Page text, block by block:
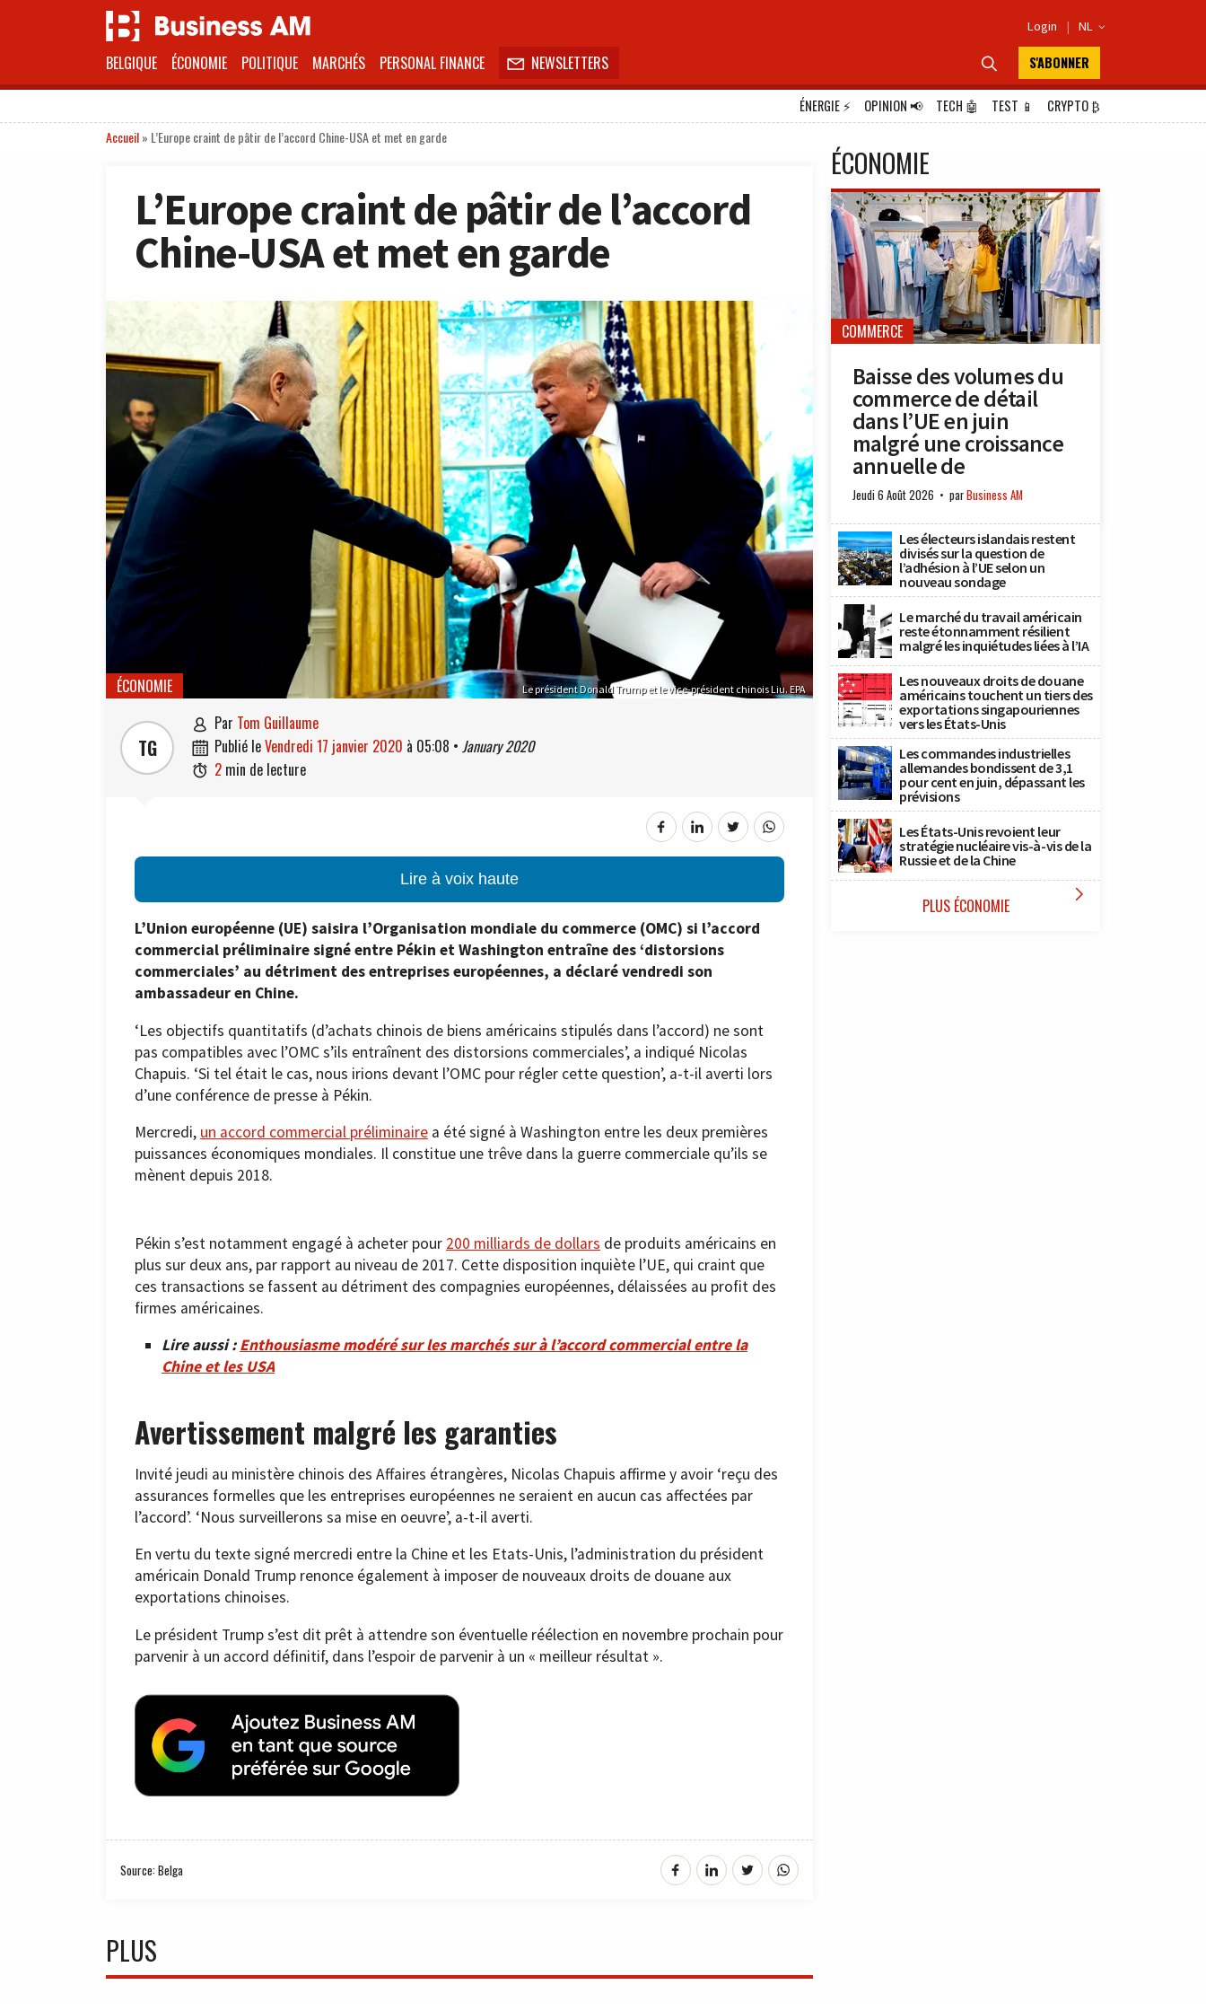
Login | NL 
BELGIQUE ÉCONOMIE POLITIQUE MARCHÉS PERSONAL FINANCE  NEWSLETTERS  S'ABONNER
ÉNERGIE⚡ OPINION📢 TECH 🤖 TEST 📱 CRYPTO₿
Accueil» L’Europe craint de pâtir de l’accord Chine-USA et met en garde
L’Europe craint de pâtir de l’accord
Chine-USA et met en garde
Le président Donald Trump et le vice-président chinois Liu. EPA
ÉCONOMIE
TG
 par Tom Guillaume
 publié le vendredi 17 janvier 2020 à 05:08 • January 2020
 2 min de lecture
Lire à voix haute
L’Union européenne (UE) saisira l’Organisation mondiale du commerce (OMC) si l’accord
commercial préliminaire signé entre Pékin et Washington entraîne des ‘distorsions
commerciales’ au détriment des entreprises européennes, a déclaré vendredi son
ambassadeur en Chine.
‘Les objectifs quantitatifs (d’achats chinois de biens américains stipulés dans l’accord) ne sont
pas compatibles avec l’OMC s’ils entraînent des distorsions commerciales’, a indiqué Nicolas
Chapuis. ‘Si tel était le cas, nous irions devant l’OMC pour régler cette question’, a-t-il averti lors
d’une conférence de presse à Pékin.
Mercredi, un accord commercial préliminaire a été signé à Washington entre les deux premières
puissances économiques mondiales. Il constitue une trêve dans la guerre commerciale qu’ils se
mènent depuis 2018.
Pékin s’est notamment engagé à acheter pour 200 milliards de dollars de produits américains en
plus sur deux ans, par rapport au niveau de 2017. Cette disposition inquiète l’UE, qui craint que
ces transactions se fassent au détriment des compagnies européennes, délaissées au profit des
firmes américaines.
Lire aussi :Enthousiasme modéré sur les marchés sur à l’accord commercial entre la
Chine et les USA
Avertissement malgré les garanties
Invité jeudi au ministère chinois des Affaires étrangères, Nicolas Chapuis affirme y avoir ‘reçu des
assurances formelles que les entreprises européennes ne seraient en aucun cas affectées par
l’accord’. ‘Nous surveillerons sa mise en oeuvre’, a-t-il averti.
En vertu du texte signé mercredi entre la Chine et les Etats-Unis, l’administration du président
américain Donald Trump renonce également à imposer de nouveaux droits de douane aux
exportations chinoises.
Le président Trump s’est dit prêt à attendre son éventuelle réélection en novembre prochain pour
parvenir à un accord définitif, dans l’espoir de parvenir à un « meilleur résultat ».
Source: Belga
PLUS
ÉCONOMIE
COMMERCE
Baisse des volumes du
commerce de détail
dans l’UE en juin
malgré une croissance
annuelle de
Jeudi 6 Août 2026 parBusiness AM
Les électeurs islandais restent
divisés sur la question de
l’adhésion à l’UE selon un
nouveau sondage
Le marché du travail américain
reste étonnamment résilient
malgré les inquiétudes liées à l’IA
Les nouveaux droits de douane
américains touchent un tiers des
exportations singapouriennes
vers les États-Unis
Les commandes industrielles
allemandes bondissent de 3,1
pour cent en juin, dépassant les
prévisions
Les États-Unis revoient leur
stratégie nucléaire vis-à-vis de la
Russie et de la Chine
PLUS ÉCONOMIE 